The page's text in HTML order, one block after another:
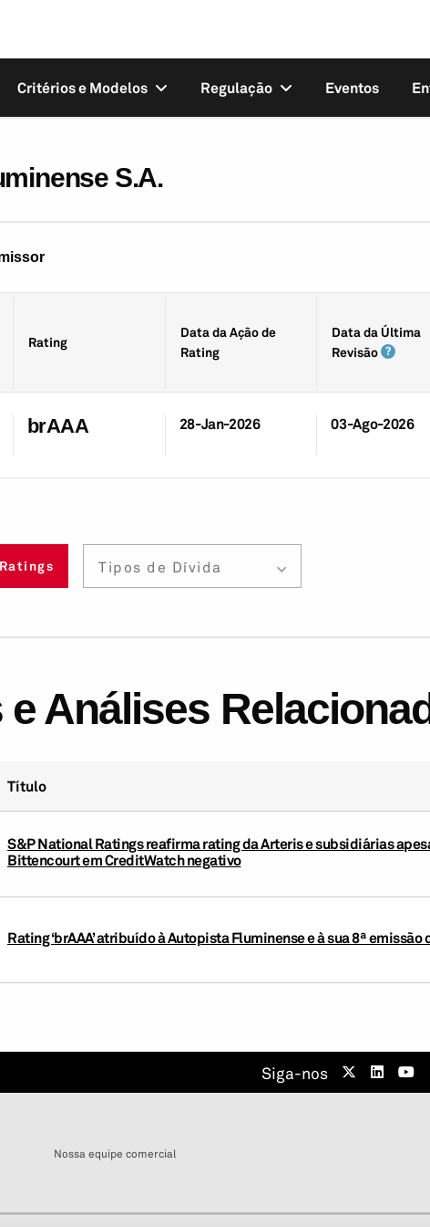
Critérios e Modelos Regulação Eventos
S.A.
Rating
Data da Ação de
Rating
Data da Última
Revisão
brAAA 28-Jan-2026 03-Ago-2026
Tipos de Dívida
Análises
Título
S&P National Ratings reafirma rating da Arteris e subsidiárias
Bittencourt em CreditWatch negativo
Rating ‘brAAA’ atribuído à Autopista Fluminense e à sua 8ª
Siga-nos
Nossa equipe comercial